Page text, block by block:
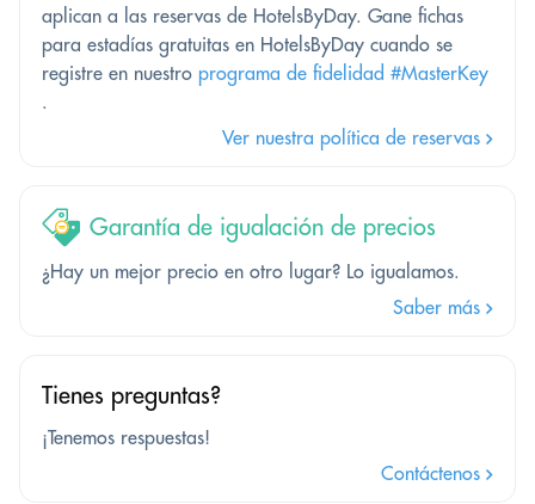
aplican a las reservas de HotelsByDay. Gane fichas
para estadías gratuitas en HotelsByDay cuando se
registre en nuestro programa de fidelidad #MasterKey
.
Ver nuestra política de reservas
Garantía de igualación de precios
¿Hay un mejor precio en otro lugar? Lo igualamos.
Saber más
Tienes preguntas?
¡Tenemos respuestas!
Contáctenos